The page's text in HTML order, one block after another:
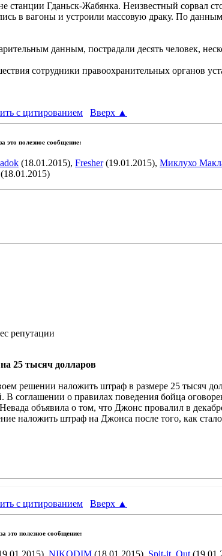
станции Гданьск-Жабянка. Неизвестный сорвал
в вагоны и устроили массовую драку. По
данным, пострадали десять человек,
сотрудники правоохранительных органов
с цитированием
Вверх ▲
это полезное сообщение:
(18.01.2015), Fresher(19.01.2015), Миклухо
(18.01.2015)
репутации
25 тысяч долларов
решении наложить штраф в размере 25 тысяч
В соглашении о правилах поведения бойца
объявила о том, что Джонс провалил в
наложить штраф на Джонса после того, как
с цитированием Вверх ▲
это полезное сообщение:
NIKODIM (18.01.2015), Spit-it_Out